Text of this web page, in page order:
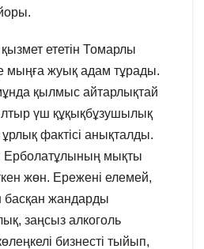
ететін Томарлы
мыңға жуық адам тұрады.
қылмыс айтарлықтай
үш құқықбұзушылық
ұрлық фактісі анықталды.
Ерболатұлының мықты
жөн. Ережені елемей,
басқан жандарды
заңсыз алкоголь
бизнесті тыйып,